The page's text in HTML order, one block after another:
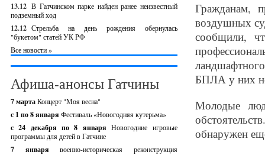
13.12 В Гатчинском парке найден ранее неизвестный
подземный ход
12.12 Стрельба на день рождения обернулась
"букетом" статей УК РФ
Все новости »
Афиша-анонсы Гатчины
7 мартаКонцерт "Моя весна"
с 1 по 8 января Фестиваль «Новогодняя кутерьма»
с 24 декабря по 8 январяНовогодние игровые
программы для детей в Гатчине
7 январявоенно-историческая реконструкция
Гражданам,
воздушных
сообщили,
БПЛА у них
Молодые
обнаружен